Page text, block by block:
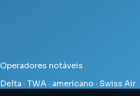
Operadores notáveis
Delta · TWA · americano · Swiss Air